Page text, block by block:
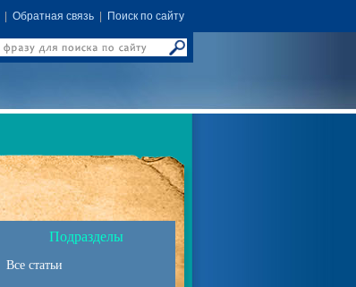
Обратная связь Поиск по сайту
Подразделы
Все статьи